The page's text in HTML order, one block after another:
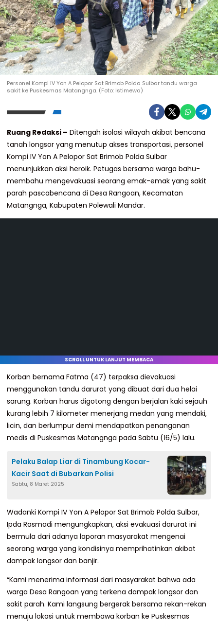
Personel Kompi IV Yon A Pelopor Sat Brimob Polda Sulbar tandu warga
sakit ke Puskesmas Matangnga. (Foto: Istimewa)
Ruang Redaksi – Ditengah isolasi wilayah akibat bencana
tanah longsor yang menutup akses transportasi, personel
Kompi IV Yon A Pelopor Sat Brimob Polda Sulbar
menunjukkan aksi heroik. Petugas bersama warga bahu-
membahu mengevakuasi seorang emak-emak yang sakit
parah pascabencana di Desa Rangoan, Kecamatan
Matangnga, Kabupaten Polewali Mandar.
SCROLL UNTUK LANJUT MEMBACA
Korban bernama Fatma (47) terpaksa dievakuasi
menggunakan tandu darurat yang dibuat dari dua helai
sarung. Korban harus digotong dengan berjalan kaki sejauh
kurang lebih 7 kilometer menerjang medan yang mendaki,
licin, dan berlumpur demi mendapatkan penanganan
medis di Puskesmas Matangnga pada Sabtu (16/5) lalu.
Pelaku Balap Liar di Tinambung Kocar-
Kacir Saat di Bubarkan Polisi
Sabtu, 8 Maret 2025
Wadanki Kompi IV Yon A Pelopor Sat Brimob Polda Sulbar,
Ipda Rasmadi mengungkapkan, aksi evakuasi darurat ini
bermula dari adanya laporan masyarakat mengenai
seorang warga yang kondisinya memprihatinkan akibat
dampak longsor dan banjir.
“Kami menerima informasi dari masyarakat bahwa ada
warga Desa Rangoan yang terkena dampak longsor dan
sakit parah. Kami langsung bergerak bersama rekan-rekan
menuju lokasi untuk membawa korban ke Puskesmas